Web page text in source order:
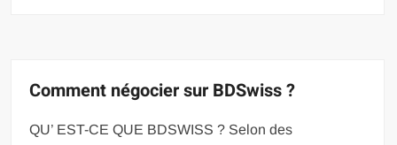
Comment négocier sur BDSwiss ?
QU’ EST-CE QUE BDSWISS ? Selon des